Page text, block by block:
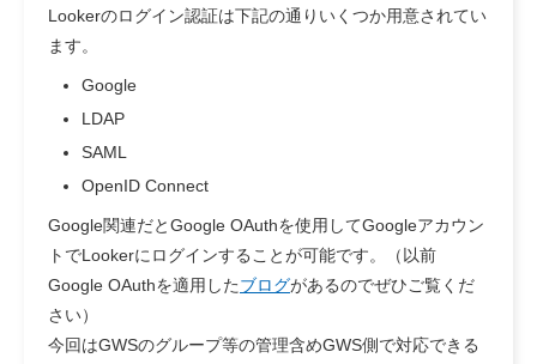
Lookerのログイン認証は下記の通りいくつか用意されてい
ます。
Google
LDAP
SAML
OpenID Connect
Google関連だとGoogle OAuthを使用してGoogleアカウン
トでLookerにログインすることが可能です。（以前
Google OAuthを適用したブログがあるのでぜひご覧くだ
さい）
今回はGWSのグループ等の管理含めGWS側で対応できる